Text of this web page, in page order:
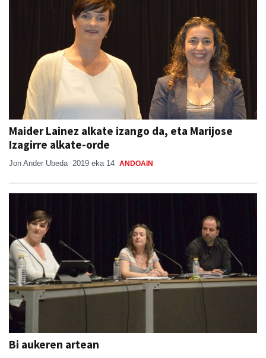
Maider Lainez alkate izango da, eta Marijose
Izagirre alkate-orde
Jon Ander Ubeda 2019 eka 14 ANDOAIN
Bi aukeren artean